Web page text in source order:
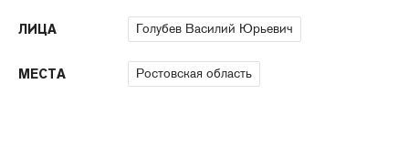
ЛИЦА Голубев Василий Юрьевич
МЕСТА Ростовская область